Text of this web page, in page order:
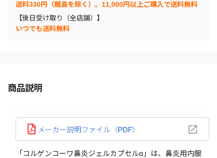
送料330円（離島を除く）。11,000円以上ご購入で送料無料
【後日受け取り（全店舗）】
いつでも送料無料
商品説明
メーカー説明ファイル（PDF）
「コルゲンコーワ鼻炎ジェルカプセルα」は、鼻炎用内服